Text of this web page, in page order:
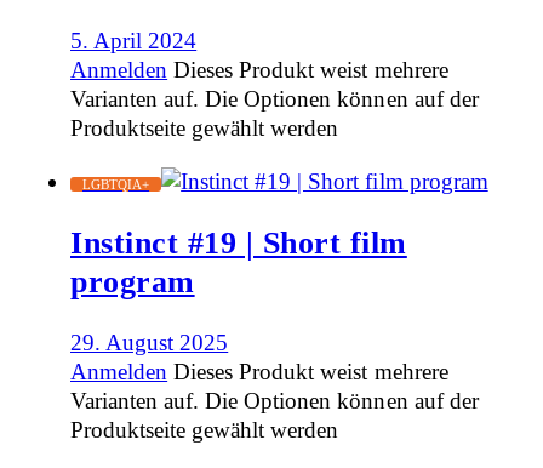
5. April 2024
Anmelden Dieses Produkt weist mehrere
Varianten auf. Die Optionen können auf der
Produktseite gewählt werden
LGBTQIA+
Instinct #19 | Short film
program
29. August 2025
Anmelden Dieses Produkt weist mehrere
Varianten auf. Die Optionen können auf der
Produktseite gewählt werden